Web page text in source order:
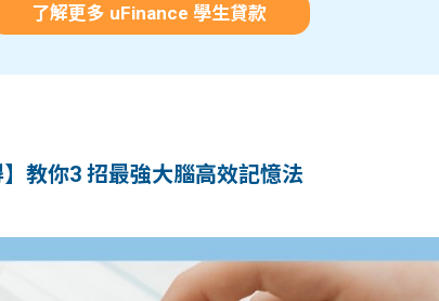
了解更多 uFinance 學生貸款
教你3 招最強大腦高效記憶法